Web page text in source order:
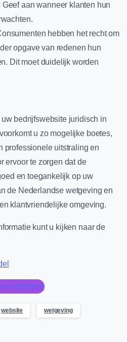
Geef aan wanneer klanten hun
hebben het recht om
opgave van redenen hun
Dit moet duidelijk worden
bedrijfswebsite juridisch in
u zo mogelijke boetes,
professionele uitstraling en
ervoor te zorgen dat de
en toegankelijk op uw
de Nederlandse wetgeving en
klantvriendelijke omgeving.
kunt u kijken naar de
diensten
website wetgeving